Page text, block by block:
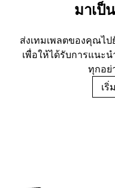
มาเป็
ส่งเทมเพลตของคุณไป
เพื่อให้ได้รับการแนะ
ทุกอย่
เริ่